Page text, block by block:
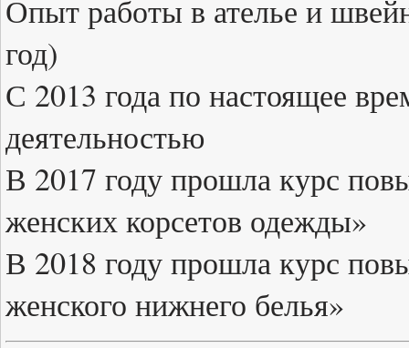
Опыт работы в ателье и
год)
С 2013 года по настоящее
деятельностью
В 2017 году прошла курс
женских корсетов одежды»
В 2018 году прошла курс
женского нижнего белья»